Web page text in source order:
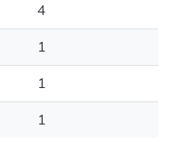
4
1
1
1